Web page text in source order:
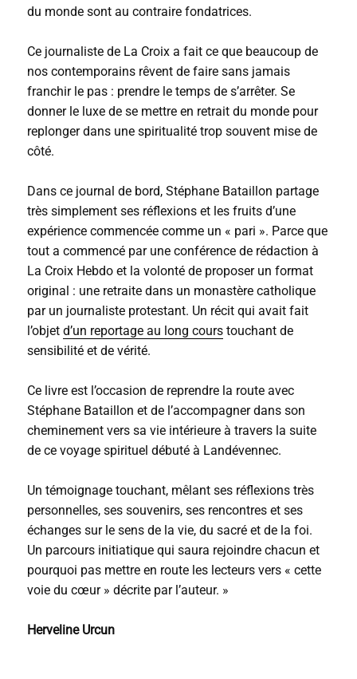
du monde sont au contraire fondatrices.
Ce journaliste de La Croix a fait ce que beaucoup de
nos contemporains rêvent de faire sans jamais
franchir le pas : prendre le temps de s’arrêter. Se
donner le luxe de se mettre en retrait du monde pour
replonger dans une spiritualité trop souvent mise de
côté.
Dans ce journal de bord, Stéphane Bataillon partage
très simplement ses réflexions et les fruits d’une
expérience commencée comme un « pari ». Parce que
tout a commencé par une conférence de rédaction à
La Croix Hebdo et la volonté de proposer un format
original : une retraite dans un monastère catholique
par un journaliste protestant. Un récit qui avait fait
l’objet d’un reportage au long courstouchant de
sensibilité et de vérité.
Ce livre est l’occasion de reprendre la route avec
Stéphane Bataillon et de l’accompagner dans son
cheminement vers sa vie intérieure à travers la suite
de ce voyage spirituel débuté à Landévennec.
Un témoignage touchant, mêlant ses réflexions très
personnelles, ses souvenirs, ses rencontres et ses
échanges sur le sens de la vie, du sacré et de la foi.
Un parcours initiatique qui saura rejoindre chacun et
pourquoi pas mettre en route les lecteurs vers « cette
voie du cœur » décrite par l’auteur. »
Herveline Urcun